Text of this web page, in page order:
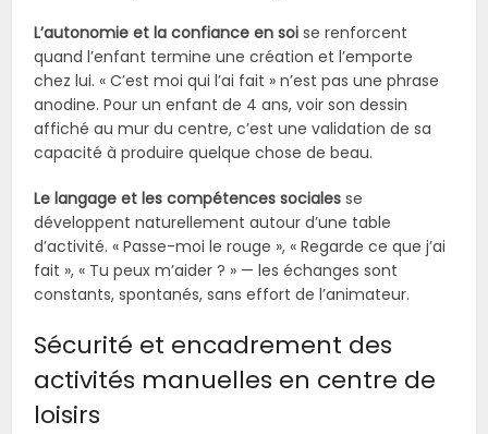
L’autonomie et la confiance en soi se renforcent
quand l’enfant termine une création et l’emporte
chez lui. « C’est moi qui l’ai fait » n’est pas une phrase
anodine. Pour un enfant de 4 ans, voir son dessin
affiché au mur du centre, c’est une validation de sa
capacité à produire quelque chose de beau.
Le langage et les compétences sociales se
développent naturellement autour d’une table
d’activité. « Passe-moi le rouge », « Regarde ce que j’ai
fait », « Tu peux m’aider ? » — les échanges sont
constants, spontanés, sans effort de l’animateur.
Sécurité et encadrement des
activités manuelles en centre de
loisirs